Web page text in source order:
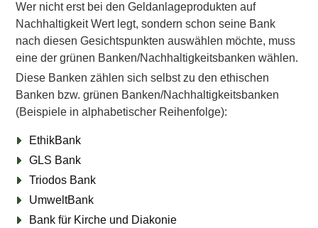
Wer nicht erst bei den Geldanlageprodukten auf
Nachhaltigkeit Wert legt, sondern schon seine Bank
nach diesen Gesichtspunkten auswählen möchte, muss
eine der grünen Banken/Nachhaltigkeitsbanken wählen.
Diese Banken zählen sich selbst zu den ethischen
Banken bzw. grünen Banken/Nachhaltigkeitsbanken
(Beispiele in alphabetischer Reihenfolge):
EthikBank
GLS Bank
Triodos Bank
UmweltBank
Bank für Kirche und Diakonie